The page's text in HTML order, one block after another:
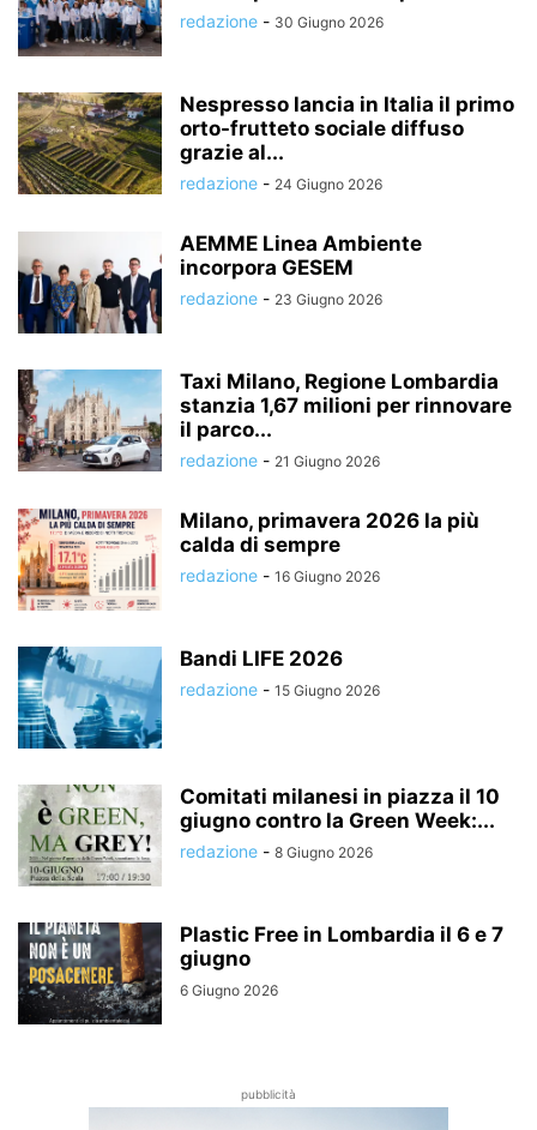
redazione - 30 Giugno 2026
Nespresso lancia in Italia il primo
orto-frutteto sociale diffuso
grazie al...
redazione - 24 Giugno 2026
AEMME Linea Ambiente
incorpora GESEM
redazione - 23 Giugno 2026
Taxi Milano, Regione Lombardia
stanzia 1,67 milioni per rinnovare
il parco...
redazione - 21 Giugno 2026
Milano, primavera 2026 la più
calda di sempre
redazione - 16 Giugno 2026
Bandi LIFE 2026
redazione - 15 Giugno 2026
Comitati milanesi in piazza il 10
giugno contro la Green Week:...
redazione - 8 Giugno 2026
Plastic Free in Lombardia il 6 e 7
giugno
6 Giugno 2026
pubblicità